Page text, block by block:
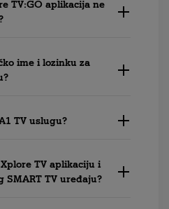
TV:GO aplikacija ne
ime i lozinku za
TV uslugu?
TV aplikaciju i
SMART TV uređaju?